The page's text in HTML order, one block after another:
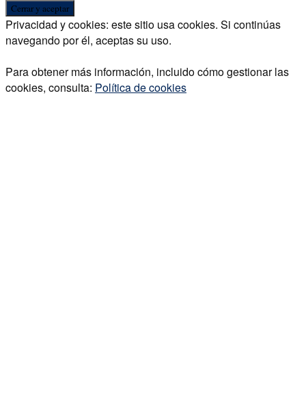
Privacidad y cookies: este sitio usa cookies. Si continúas
navegando por él, aceptas su uso.
Para obtener más información, incluido cómo gestionar las
cookies, consulta: Política de cookies